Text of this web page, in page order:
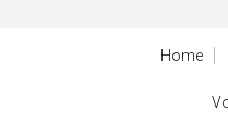
Home